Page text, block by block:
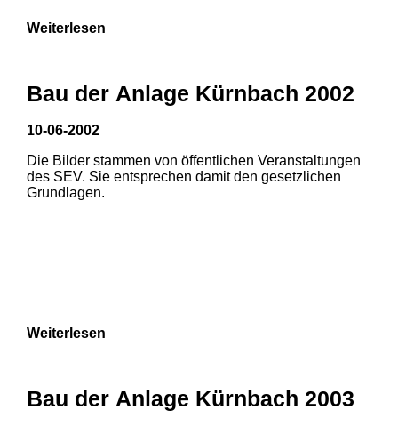
Weiterlesen
Bau der Anlage Kürnbach 2002
10-06-2002
Die Bilder stammen von öffentlichen Veranstaltungen
des SEV. Sie entsprechen damit den gesetzlichen
Grundlagen.
Weiterlesen
Bau der Anlage Kürnbach 2003